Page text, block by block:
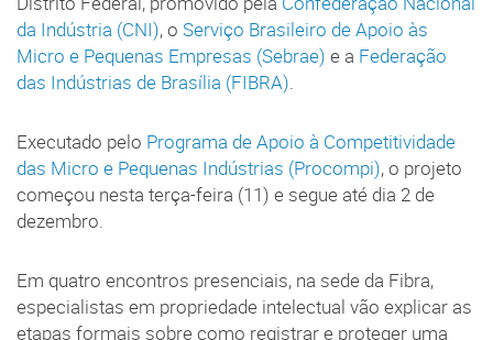
da Indústria (CNI), o Serviço Brasileiro de Apoio às
Micro e Pequenas Empresas (Sebrae) e a Federação
das Indústrias de Brasília (FIBRA).
Executado pelo Programa de Apoio à Competitividade
das Micro e Pequenas Indústrias (Procompi), o projeto
começou nesta terça-feira (11) e segue até dia 2 de
dezembro.
Em quatro encontros presenciais, na sede da Fibra,
especialistas em propriedade intelectual vão explicar as
etapas formais sobre como registrar e proteger uma